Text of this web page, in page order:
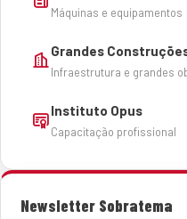
Máquinas e equipamentos
Grandes
Infraestrutura e grandes
Instituto Opus
Capacitação profissional
Newsletter Sobratema